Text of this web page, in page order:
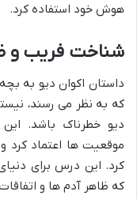
هوش خود استفاده کرد.
شناخت فریب و
داستان اکوان دیو به
که به نظر می رسند،
دیو خطرناک باشد.
موقعیت ها اعتماد کرد
کرد. این درس برای
که ظاهر آدم ها و